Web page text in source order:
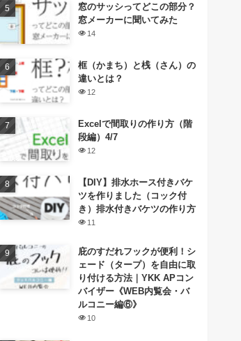
窓のサッシってどこの部分？
窓メーカーに聞いてみた
14
框（かまち）と桟（さん）の
違いとは？
12
Excelで間取りの作り方（階
段編）4/7
12
【DIY】排水ホース付きバケ
ツを作りました（コック付
き）排水付きバケツの作り方
11
庇のすだれフックが便利！シ
ェード（タープ）を自由に取
り付ける方法｜YKK APコン
バイザー《WEB内覧会・バ
ルコニー編⑥》
10